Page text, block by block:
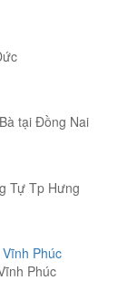
tại Đồng Nai
Tự Tp Hưng
Phúc